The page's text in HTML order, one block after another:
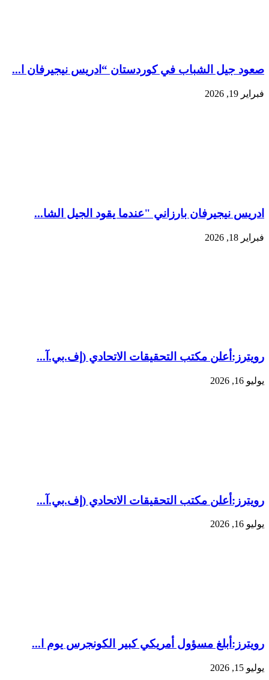
صعود جيل الشباب في كوردستان “ادريس نيجيرفان ا...
فبراير 19, 2026
ادريس نيجيرفان بارزاني "عندما يقود الجيل الشا...
فبراير 18, 2026
رويترز:‏أعلن مكتب التحقيقات الاتحادي (إف.بي.آ...
يوليو 16, 2026
رويترز:‏أعلن مكتب التحقيقات الاتحادي (إف.بي.آ...
يوليو 16, 2026
رويترز:‏أبلغ مسؤول أمريكي كبير الكونجرس يوم ا...
يوليو 15, 2026